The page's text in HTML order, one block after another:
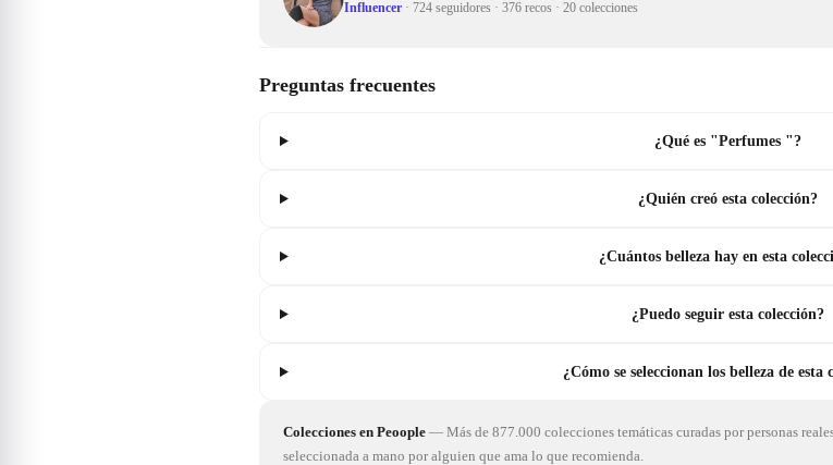
Influencer · 724 seguidores · 376 recos · 20 colecciones
Preguntas frecuentes
¿Qué es "Perfumes "?
¿Quién creó esta colección?
¿Cuántos belleza hay en esta
¿Puedo seguir esta colección?
¿Cómo se seleccionan los belleza de esta
Colecciones en Peoople — Más de 877.000 colecciones temáticas curadas por personas
seleccionada a mano por alguien que ama lo que recomienda.